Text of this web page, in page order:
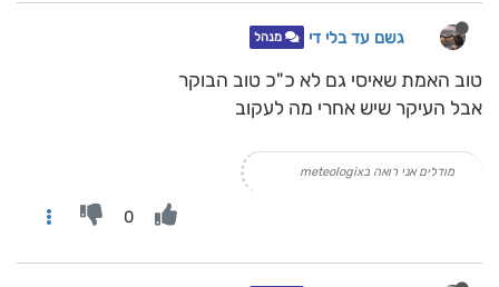
גשם עד בלי די מנהל
טוב האמת שאיסי גם לא כ"כ טוב הבוקר
אבל העיקר שיש אחרי מה לעקוב
מודלים אני רואה בmeteologix
0